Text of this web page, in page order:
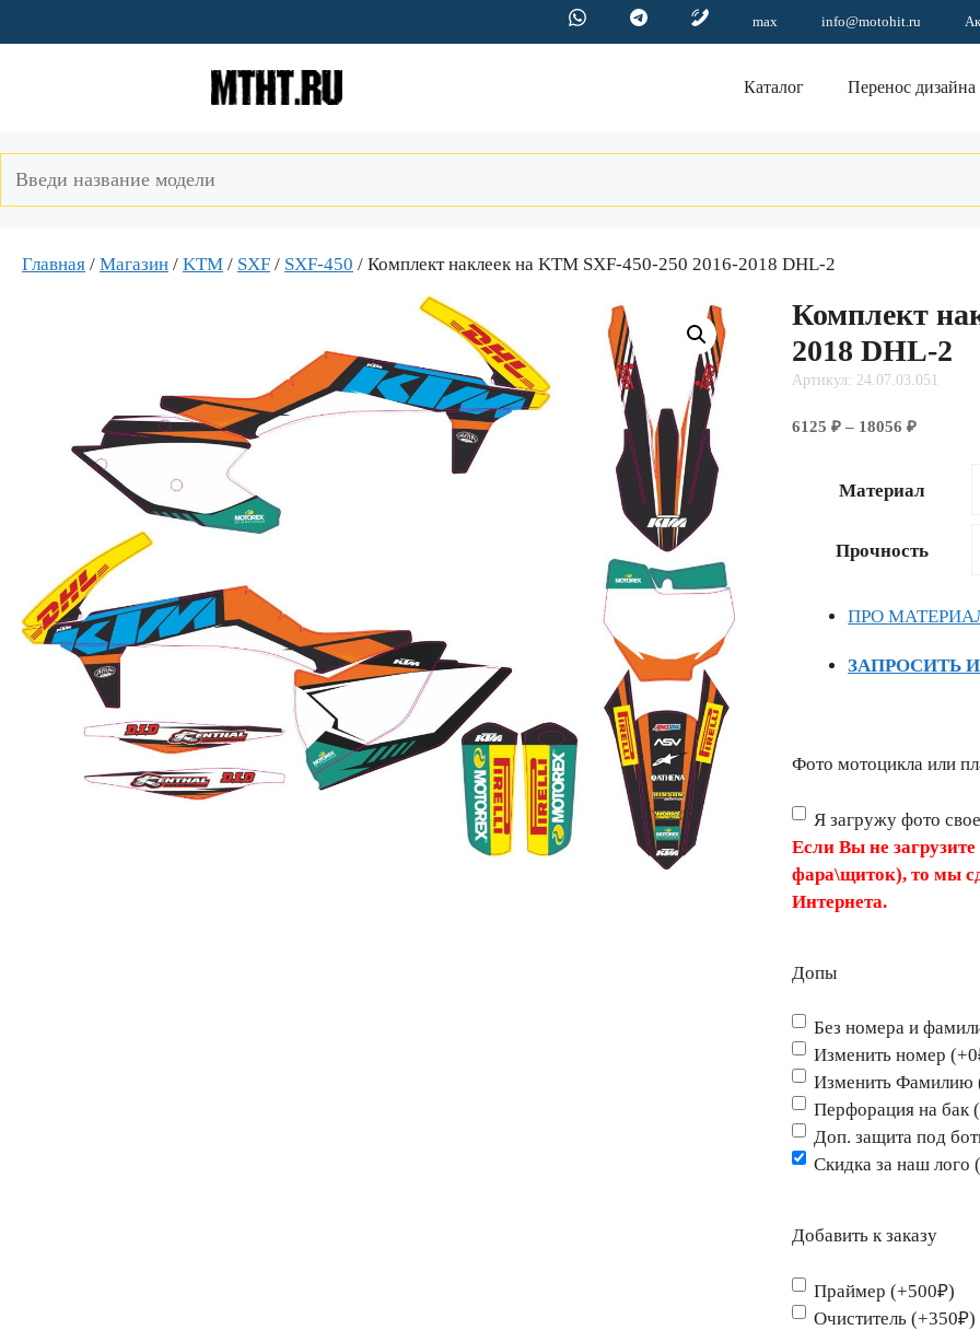
к
max info@motohit.ru
Каталог Перенос дизайна
Главная / Магазин / KTM / SXF / SXF-450 / Комплект наклеек на KTM SXF-450-250 2016-2018 DHL-2
Комплект
2018 DHL-2
Артикул: 24.07.03.051
6125₽ – 18056₽Диапазон
–
Материал
Прочность
ПРО
ЗАПРОСИТЬ
Фото мотоцикла или
Я загружу фото
Если Вы не
фара\щиток), то мы
Интернета.
Допы
Без номера и
Изменить номер
Изменить Фамилию
Перфорация на бак
Доп. защита под
Скидка за наш лого
Добавить к заказу
Праймер (+500₽)
Очиститель (+350₽)